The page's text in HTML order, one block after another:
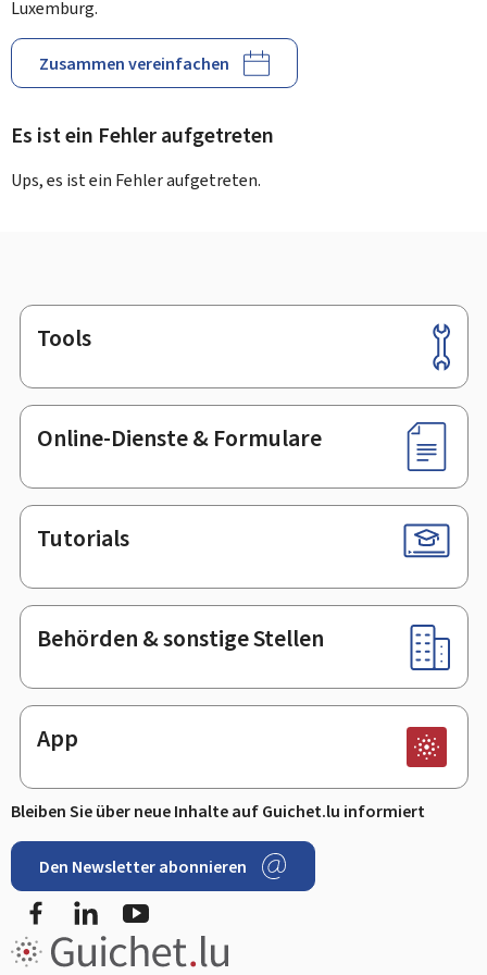
Luxemburg.
Zusammen vereinfachen
Es ist ein Fehler aufgetreten
Ups, es ist ein Fehler aufgetreten.
Footer
Tools
Online-Dienste & Formulare
Tutorials
Behörden & sonstige Stellen
App
Bleiben Sie über neue Inhalte auf Guichet.lu informiert
Den Newsletter abonnieren
FacebookLinkedIn